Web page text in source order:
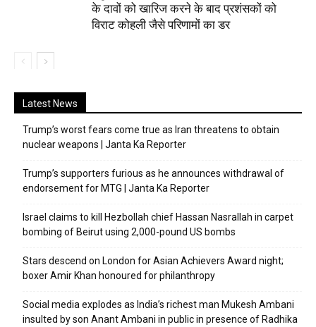
के दावों को खारिज करने के बाद प्रशंसकों को
विराट कोहली जैसे परिणामों का डर
Latest News
Trump’s worst fears come true as Iran threatens to obtain
nuclear weapons | Janta Ka Reporter
Trump’s supporters furious as he announces withdrawal of
endorsement for MTG | Janta Ka Reporter
Israel claims to kill Hezbollah chief Hassan Nasrallah in carpet
bombing of Beirut using 2,000-pound US bombs
Stars descend on London for Asian Achievers Award night;
boxer Amir Khan honoured for philanthropy
Social media explodes as India’s richest man Mukesh Ambani
insulted by son Anant Ambani in public in presence of Radhika